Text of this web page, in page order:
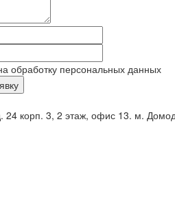
обработку персональных данных
корп. 3, 2 этаж, офис 13. м.